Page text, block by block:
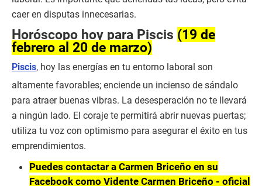
caer en disputas innecesarias.
Horóscopo hoy para Piscis (19 de
febrero al 20 de marzo)
Piscis, hoy las energías en tu entorno laboral son
altamente favorables; enciende un incienso de sándalo
para atraer buenas vibras. La desesperación no te llevará
a ningún lado. El coraje te permitirá abrir nuevas puertas;
utiliza tu voz con optimismo para asegurar el éxito en tus
emprendimientos.
Puedes contactar a Carmen Briceño en su
Facebook como Vidente Carmen Briceño - oficial